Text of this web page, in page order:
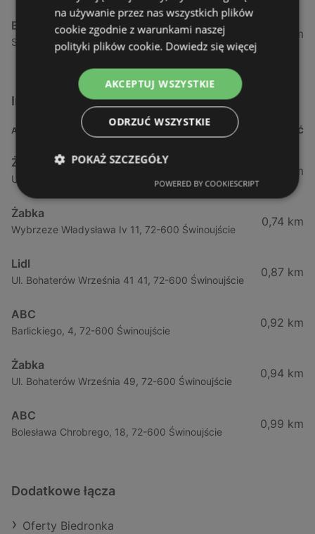
Biedronka
Sienkiewicza 32, 72-510 Wolin
24,01 km
Inne sklepy Supermarkety w pobliżu
ADRES ODLEGŁOŚĆ
Żabka
Ul. Barlickiego 4d / 2, 72-602 Świnoujście
0,64 km
Żabka
Wybrzeze Władysława Iv 11, 72-600 Świnoujście
0,74 km
Lidl
Ul. Bohaterów Września 41 41, 72-600 Świnoujście
0,87 km
ABC
Barlickiego, 4, 72-600 Świnoujście
0,92 km
Żabka
Ul. Bohaterów Września 49, 72-600 Świnoujście
0,94 km
ABC
Bolesława Chrobrego, 18, 72-600 Świnoujście
0,99 km
Dodatkowe łącza
Oferty Biedronka
na używanie przez nas wszystkich plików
cookie zgodnie z warunkami naszej
polityki plików cookie. Dowiedz się więcej
AKCEPTUJ WSZYSTKIE
ODRZUĆ WSZYSTKIE
POKAŻ SZCZEGÓŁY
POWERED BY COOKIESCRIPT